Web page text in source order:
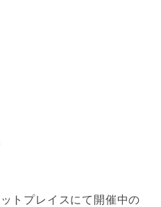
トプレイスにて開催中の